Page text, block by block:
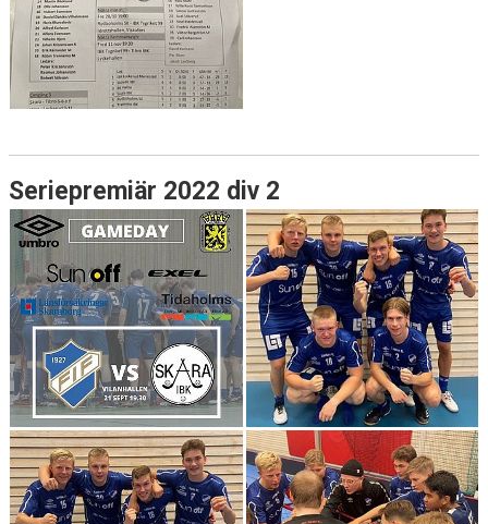
Seriepremiär 2022 div 2